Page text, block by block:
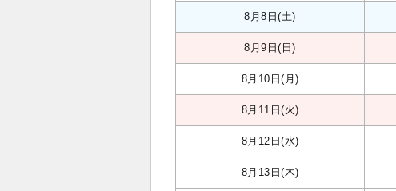
8月8日(土)
8月9日(日)
8月10日(月)
8月11日(火)
8月12日(水)
8月13日(木)